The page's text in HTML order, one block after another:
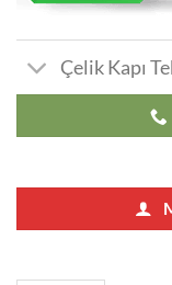
Çelik Kapı